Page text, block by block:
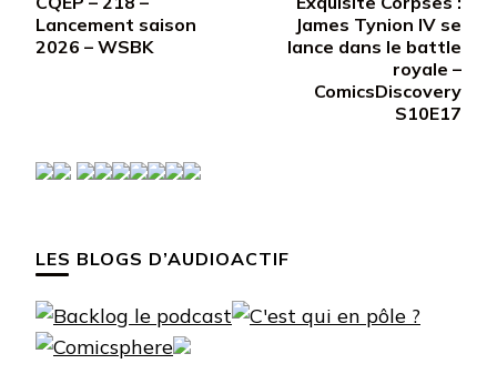
d’article
Lancement saison
2026 – WSBK
James Tynion IV se
lance dans le battle
royale –
ComicsDiscovery
S10E17
LES BLOGS D’AUDIOACTIF